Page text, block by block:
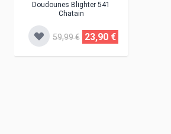
Doudounes Blighter 541
Chatain
59,99 € 23,90 €